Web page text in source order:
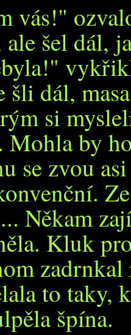
vás!"
šel dál,
šli dál,
si
Mohla by
se zvou
Někam
Kluk
to taky,
špína.